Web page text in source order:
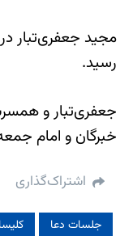
رسید.
خبرگان و امام جمعه این شهر شد. محمد صدوقی در ۱۱ تیرماه
اشتراک‌گذاری
جلسات دعا